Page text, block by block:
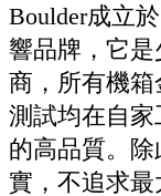
Boulder成立
響品牌，它
商，所有機
測試均在自
的高品質。
實，不追求